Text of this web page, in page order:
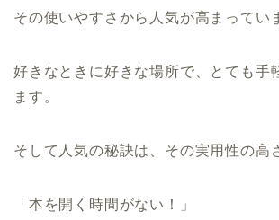
その使いやすさから人気が高まってい
好きなときに好きな場所で、とても手
ます。
そして人気の秘訣は、その実用性の高
「本を開く時間がない！」